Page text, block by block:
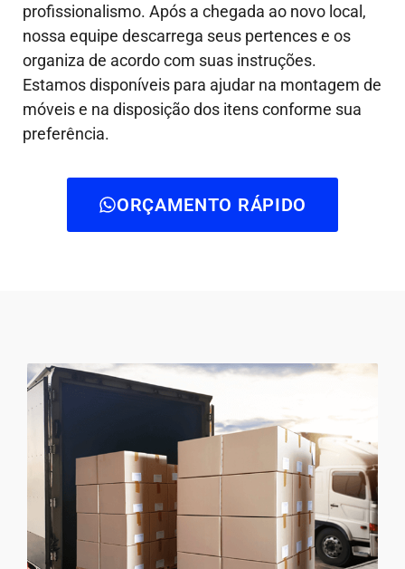
profissionalismo. Após a chegada ao novo local,
nossa equipe descarrega seus pertences e os
organiza de acordo com suas instruções.
Estamos disponíveis para ajudar na montagem de
móveis e na disposição dos itens conforme sua
preferência.
ORÇAMENTO RÁPIDO